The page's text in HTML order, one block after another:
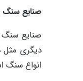
صنایع سنگ
صنایع سنگ
دیگری مثل
انواع سنگ